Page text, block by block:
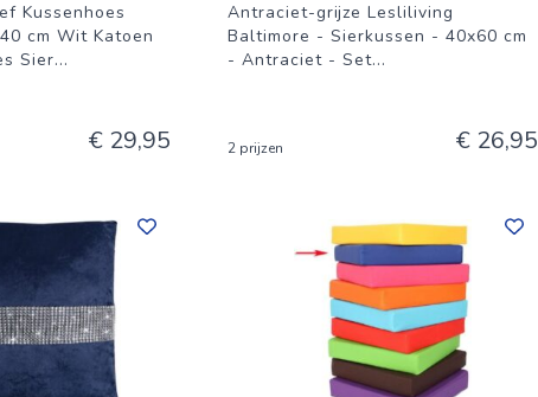
Kussenhoes
cm Wit Katoen
Sier...
€ 29,95
Antraciet-grijze Lesliliving
Baltimore - Sierkussen - 40x60 cm
- Antraciet - Set...
2 prijzen € 26,95